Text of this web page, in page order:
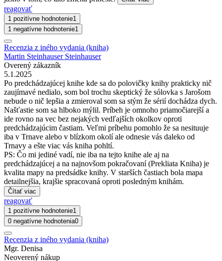
reagovať
1 pozitívne hodnotenie1
1 negatívne hodnotenie1
Recenzia z iného vydania (kniha)
Martin Steinhauser Steinhauser
Overený zákazník
5.1.2025
Po predchádzajúcej knihe kde sa do polovičky knihy prakticky nič
zaujímavé nedialo, som bol trochu skeptický že sólovka s Jarošom
nebude o nič lepšia a zmieroval som sa stým že sérií dochádza dych.
Našťastie som sa hlboko mýlil. Príbeh je omnoho priamočiarejší a
ide rovno na vec bez nejakých vedľajších okolkov oproti
predchádzajúcim častiam. Veľmi príbehu pomohlo že sa nesituuje
iba v Trnave alebo v blízkom okolí ale odnesie vás daleko od
Trnavy a ešte viac vás kniha pohltí.
PS: Čo mi jediné vadí, nie iba na tejto knihe ale aj na
predchádzajúcej a na najnovšom pokračovaní (Prekliata Kniha) je
kvalita mapy na predsádke knihy. V starších častiach bola mapa
detailnejšia, krajšie spracovaná oproti posledným knihám.
Čítať viac
reagovať
1 pozitívne hodnotenie1
0 negatívne hodnotenia0
Recenzia z iného vydania (kniha)
Mgr. Denisa
Neoverený nákup